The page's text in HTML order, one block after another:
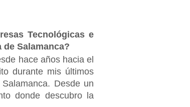
Tecnológicas e
Salamanca?
hace años hacia el
durante mis últimos
Desde un
donde descubro la